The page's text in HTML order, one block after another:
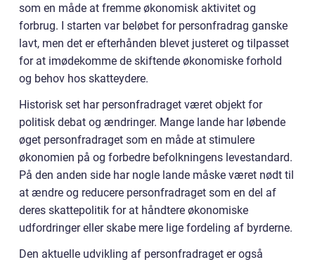
som en måde at fremme økonomisk aktivitet og
forbrug. I starten var beløbet for personfradrag ganske
lavt, men det er efterhånden blevet justeret og tilpasset
for at imødekomme de skiftende økonomiske forhold
og behov hos skatteydere.
Historisk set har personfradraget været objekt for
politisk debat og ændringer. Mange lande har løbende
øget personfradraget som en måde at stimulere
økonomien på og forbedre befolkningens levestandard.
På den anden side har nogle lande måske været nødt til
at ændre og reducere personfradraget som en del af
deres skattepolitik for at håndtere økonomiske
udfordringer eller skabe mere lige fordeling af byrderne.
Den aktuelle udvikling af personfradraget er også